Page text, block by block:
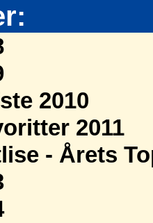
2010
2011
- Årets